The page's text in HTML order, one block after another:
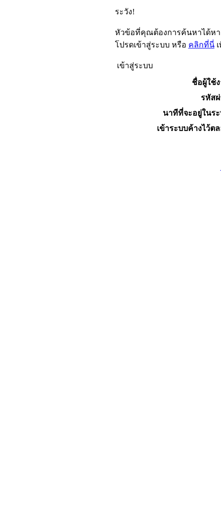
ระวัง!
หัวข้อที่คุณต้องการค้นหาได้ห
โปรดเข้าสู่ระบบ หรือ คลิกที่นี่เ
เข้าสู่ระบบ
ชื่อผู้ใช้
รหัส
นาทีที่จะอยู่ในร
เข้าระบบค้างไว้ต